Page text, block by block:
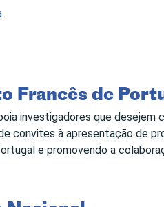
.
Francês de
investigadores que desejem
convites à apresentação de
e promovendo a